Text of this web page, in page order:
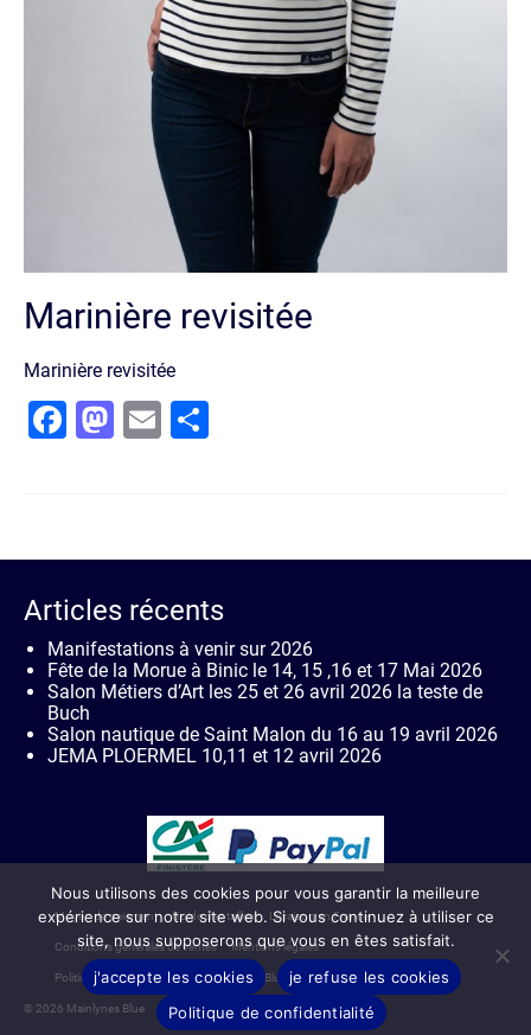
Marinière revisitée
Marinière revisitée
Facebook
Mastodon
Email
Articles récents
Manifestations à venir sur 2026
Fête de la Morue à Binic le 14, 15 ,16 et 17 Mai 2026
Salon Métiers d’Art les 25 et 26 avril 2026 la teste de
Buch
Salon nautique de Saint Malon du 16 au 19 avril 2026
JEMA PLOERMEL 10,11 et 12 avril 2026
Moyen de paiement Guide des tailles Livraison en France
Conditions générales de ventes Mentions légales
Politique de confidentialité de Mainlynes Blue Contact
© 2026 Mainlynes Blue
Nous utilisons des cookies pour vous garantir la meilleure
expérience sur notre site web. Si vous continuez à utiliser ce
site, nous supposerons que vous en êtes satisfait.
j'accepte les cookies
je refuse les cookies
Politique de confidentialité